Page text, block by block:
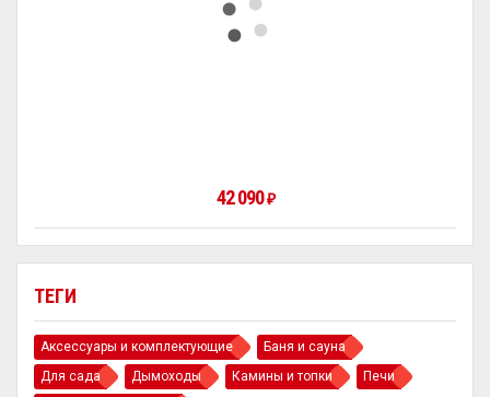
ТЕГИ
Аксессуары и комплектующие
Баня и сауна
Для сада
Дымоходы Камины и топки
Печи
42 090₽